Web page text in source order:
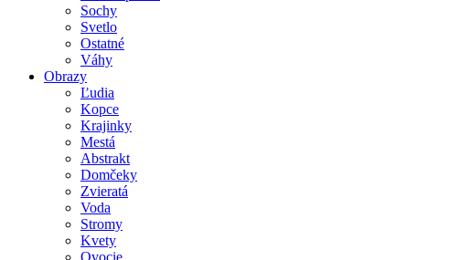
Sochy
Svetlo
Ostatné
Váhy
Obrazy
Ľudia
Kopce
Krajinky
Mestá
Abstrakt
Domčeky
Zvieratá
Voda
Stromy
Kvety
Ovocie